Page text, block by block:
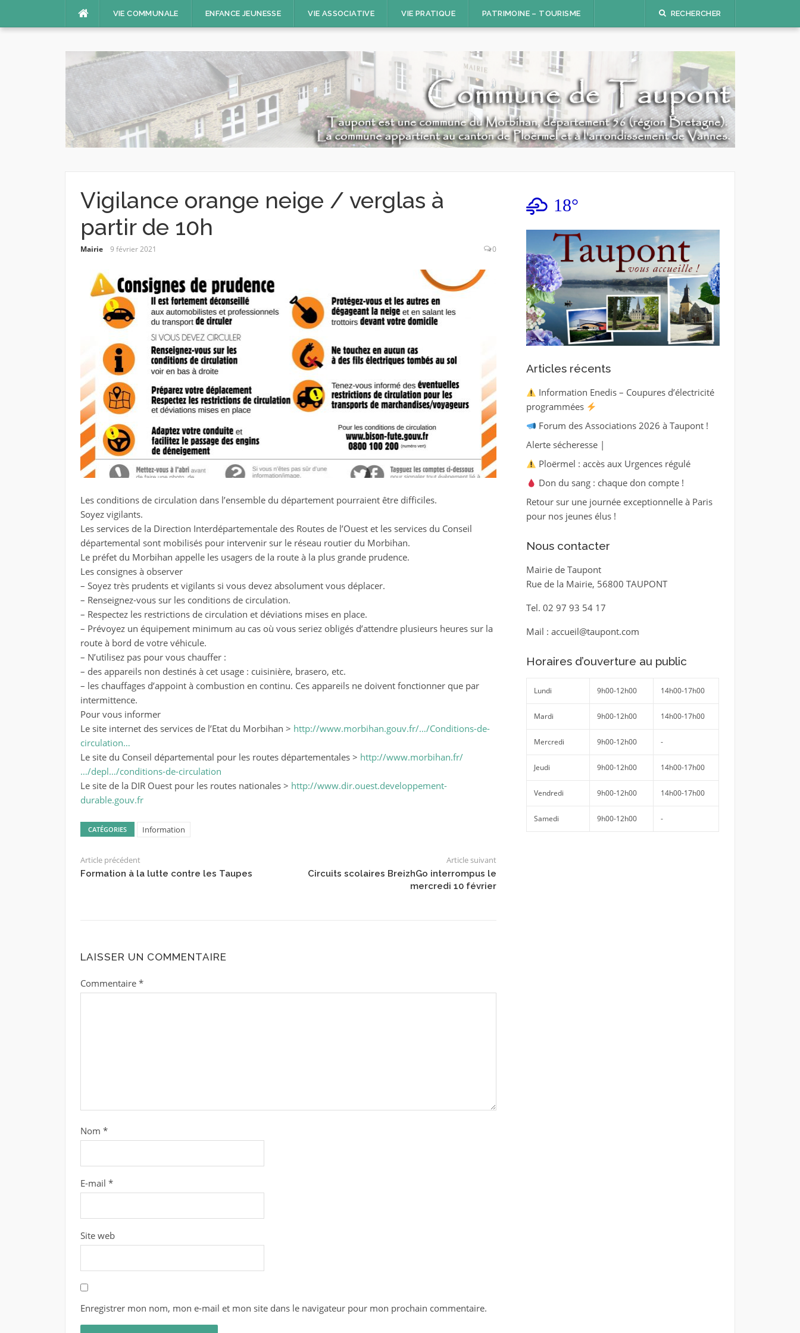
VIE COMMUNALE ENFANCE JEUNESSE VIE ASSOCIATIVE VIE PRATIQUE PATRIMOINE – TOURISME RECHERCHER
Vigilance orange neige / verglas à
partir de 10h
Mairie 9 février 2021 0
Les conditions de circulation dans l’ensemble du département pourraient être difficiles.
Soyez vigilants.
Les services de la Direction Interdépartementale des Routes de l’Ouest et les services du Conseil
départemental sont mobilisés pour intervenir sur le réseau routier du Morbihan.
Le préfet du Morbihan appelle les usagers de la route à la plus grande prudence.
Les consignes à observer
– Soyez très prudents et vigilants si vous devez absolument vous déplacer.
– Renseignez-vous sur les conditions de circulation.
– Respectez les restrictions de circulation et déviations mises en place.
– Prévoyez un équipement minimum au cas où vous seriez obligés d’attendre plusieurs heures sur la
route à bord de votre véhicule.
– N’utilisez pas pour vous chauffer :
– des appareils non destinés à cet usage : cuisinière, brasero, etc.
– les chauffages d’appoint à combustion en continu. Ces appareils ne doivent fonctionner que par
intermittence.
Pour vous informer
Le site internet des services de l’Etat du Morbihan > http://www.morbihan.gouv.fr/…/Conditions-de-
circulation…
Le site du Conseil départemental pour les routes départementales > http://www.morbihan.fr/
…/depl…/conditions-de-circulation
Le site de la DIR Ouest pour les routes nationales > http://www.dir.ouest.developpement-
durable.gouv.fr
CATÉGORIES Information
Article précédent
Formation à la lutte contre les Taupes
Article suivant
Circuits scolaires BreizhGo interrompus le
mercredi 10 février
LAISSER UN COMMENTAIRE
Commentaire *
Nom *
E-mail *
Site web
Enregistrer mon nom, mon e-mail et mon site dans le navigateur pour mon prochain commentaire.
18°
Articles récents
Information Enedis – Coupures d’électricité
programmées
Forum des Associations 2026 à Taupont !
Alerte sécheresse |
Ploërmel : accès aux Urgences régulé
Don du sang : chaque don compte !
Retour sur une journée exceptionnelle à Paris
pour nos jeunes élus !
Nous contacter
Mairie de Taupont
Rue de la Mairie, 56800 TAUPONT
Tel. 02 97 93 54 17
Mail : accueil@taupont.com
Horaires d’ouverture au public
Lundi 9h00-12h00 14h00-17h00
Mardi 9h00-12h00 14h00-17h00
Mercredi 9h00-12h00 -
Jeudi 9h00-12h00 14h00-17h00
Vendredi 9h00-12h00 14h00-17h00
Samedi 9h00-12h00 -